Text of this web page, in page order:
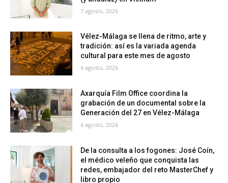
7 agosto, 2026
Vélez-Málaga se llena de ritmo, arte y
tradición: así es la variada agenda
cultural para este mes de agosto
6 agosto, 2026
Axarquía Film Office coordina la
grabación de un documental sobre la
Generación del 27 en Vélez-Málaga
6 agosto, 2026
De la consulta a los fogones: José Coín,
el médico veleño que conquista las
redes, embajador del reto MasterChef y
libro propio